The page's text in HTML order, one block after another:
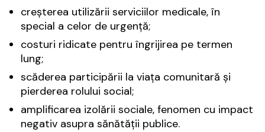
creșterea utilizării serviciilor medicale, în
special a celor de urgență;
costuri ridicate pentru îngrijirea pe termen
lung;
scăderea participării la viața comunitară și
pierderea rolului social;
amplificarea izolării sociale, fenomen cu impact
negativ asupra sănătății publice.